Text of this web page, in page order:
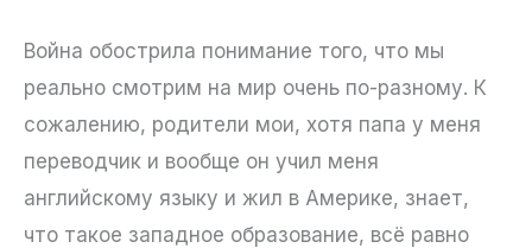
Война обострила понимание того, что мы
реально смотрим на мир очень по-разному. К
сожалению, родители мои, хотя папа у меня
переводчик и вообще он учил меня
английскому языку и жил в Америке, знает,
что такое западное образование, всё равно